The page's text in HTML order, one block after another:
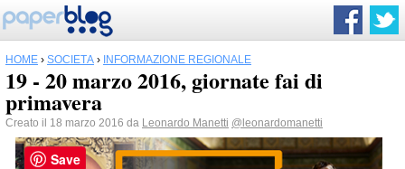
HOME › SOCIETÀ › INFORMAZIONE REGIONALE
19 - 20 marzo 2016, giornate fai di
primavera
Creato il 18 marzo 2016 da Leonardo Manetti @leonardomanetti
Save